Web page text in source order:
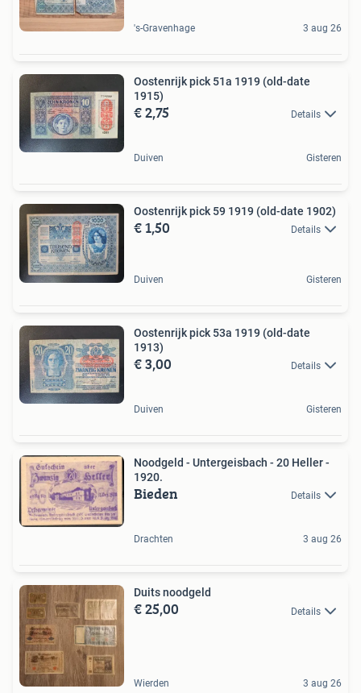
's-Gravenhage 3 aug 26
Oostenrijk pick 51a 1919 (old-date
1915)
€ 2,75 Details
Duiven Gisteren
Oostenrijk pick 59 1919 (old-date 1902)
€ 1,50 Details
Duiven Gisteren
Oostenrijk pick 53a 1919 (old-date
1913)
€ 3,00 Details
Duiven Gisteren
Noodgeld - Untergeisbach - 20 Heller -
1920.
Bieden Details
Drachten 3 aug 26
Duits noodgeld
€ 25,00 Details
Wierden 3 aug 26